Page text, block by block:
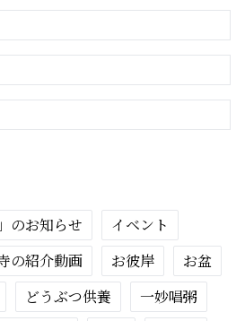
のお知らせ
イベント
の紹介動画 お彼岸
お盆
どうぶつ供養
一妙唱粥